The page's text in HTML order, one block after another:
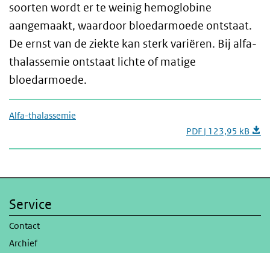
soorten wordt er te weinig hemoglobine
aangemaakt, waardoor bloedarmoede ontstaat.
De ernst van de ziekte kan sterk variëren. Bij alfa-
thalassemie ontstaat lichte of matige
bloedarmoede.
Alfa-thalassemie
PDF | 123,95 kB
Service
Contact
Archief